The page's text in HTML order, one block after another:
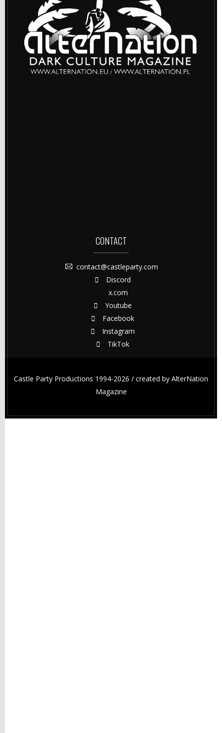
CONTACT
contact@castleparty.com
Discord
x.com
Youtube
Facebook
Instagram
TikTok
Castle Party Productions 1994-2026 / created by AlterNation
Magazine